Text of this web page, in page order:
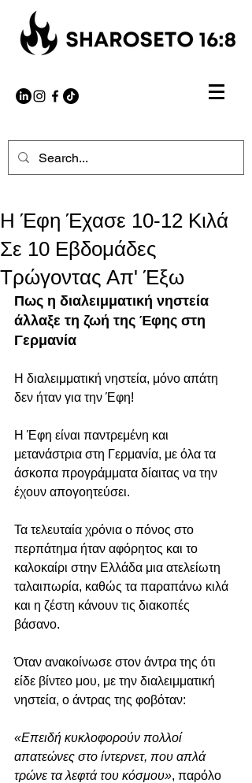
H Έφη Έχασε 10-12 Κιλά
Σε 10 Εβδομάδες
Τρώγοντας Απ' Έξω
Πως η διαλειμματική νηστεία
άλλαξε τη ζωή της Έφης στη
Γερμανία
Η διαλειμματική νηστεία, μόνο απάτη
δεν ήταν για την Έφη!
Η Έφη είναι παντρεμένη και
μετανάστρια στη Γερμανία, με όλα τα
άσκοπα προγράμματα δίαιτας να την
έχουν απογοητεύσει.
Τα τελευταία χρόνια ο πόνος στο
περπάτημα ήταν αφόρητος και το
καλοκαίρι στην Ελλάδα μια ατελείωτη
ταλαιπωρία, καθώς τα παραπάνω κιλά
και η ζέστη κάνουν τις διακοπές
βάσανο.
Όταν ανακοίνωσε στον άντρα της ότι
είδε βίντεο μου, με την διαλειμματική
νηστεία, ο άντρας της φοβόταν:
«Επειδή κυκλοφορούν πολλοί
απατεώνες στο ίντερνετ, που απλά
τρώνε τα λεφτά του κόσμου», παρόλο